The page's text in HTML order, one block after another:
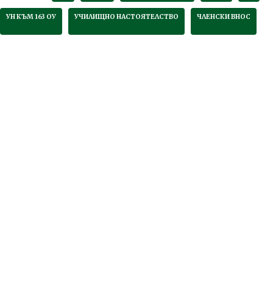
УН КЪМ 163 ОУ УЧИЛИЩНО НАСТОЯТЕЛСТВО ЧЛЕНСКИ ВНОС